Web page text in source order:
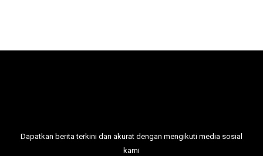
Dapatkan berita terkini dan akurat dengan mengikuti media sosial
kami